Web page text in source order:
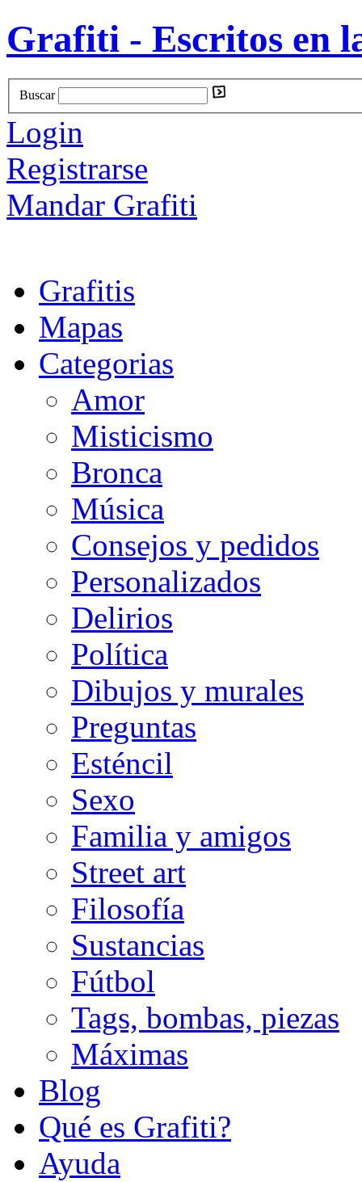
Grafiti - Escritos en
Buscar
Login
Registrarse
Mandar Grafiti
Grafitis
Mapas
Categorias
Amor
Misticismo
Bronca
Música
Consejos y pedidos
Personalizados
Delirios
Política
Dibujos y murales
Preguntas
Esténcil
Sexo
Familia y amigos
Street art
Filosofía
Sustancias
Fútbol
Tags, bombas, piezas
Máximas
Blog
Qué es Grafiti?
Ayuda